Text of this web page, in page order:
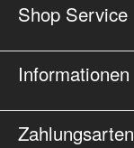
Shop Service
Informationen
Zahlungsarten